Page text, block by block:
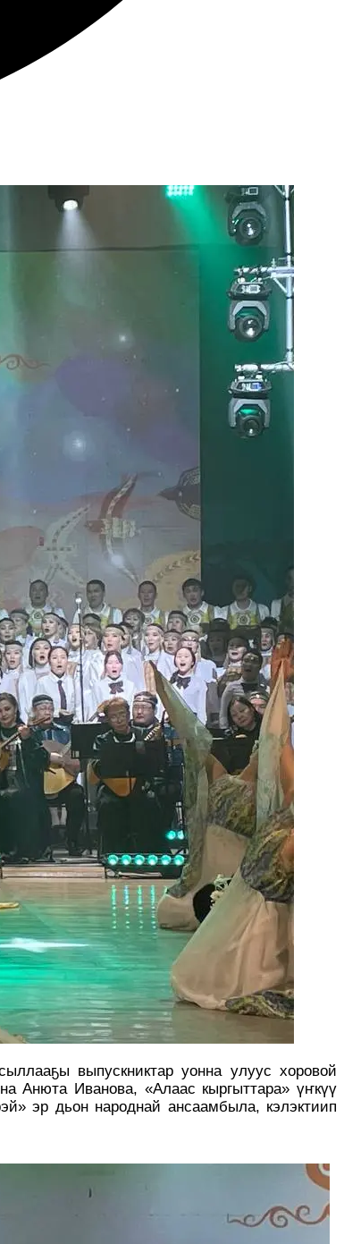
выпускниктар уонна улуус хоровой
Анюта Иванова, «Алаас кыргыттара» үҥкүү
эр дьон народнай ансаамбыла, кэлэктиип